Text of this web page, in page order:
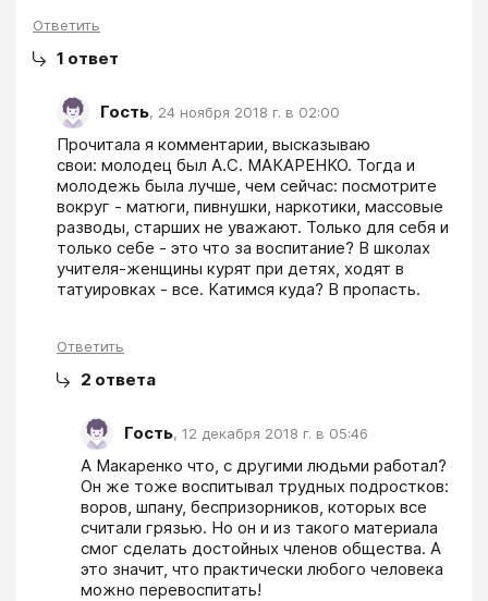
Ответить
1 ответ
Гость, 24 ноября 2018 г. в 02:00
Прочитала я комментарии, высказываю
свои: молодец был А.С. МАКАРЕНКО. Тогда и
молодежь была лучше, чем сейчас: посмотрите
вокруг - матюги, пивнушки, наркотики, массовые
разводы, старших не уважают. Только для себя и
только себе - это что за воспитание? В школах
учителя-женщины курят при детях, ходят в
татуировках - все. Катимся куда? В пропасть.
Ответить
2 ответа
Гость, 12 декабря 2018 г. в 05:46
А Макаренко что, с другими людьми работал?
Он же тоже воспитывал трудных подростков:
воров, шпану, беспризорников, которых все
считали грязью. Но он и из такого материала
смог сделать достойных членов общества. А
это значит, что практически любого человека
можно перевоспитать!